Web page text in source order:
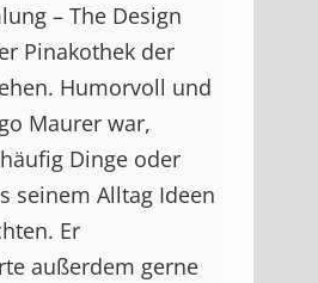
– The Design
Pinakothek der
Humorvoll und
Maurer war,
Dinge oder
seinem Alltag Ideen
Er
außerdem gerne